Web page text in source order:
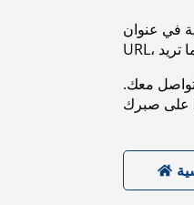
في عنوان
معك.